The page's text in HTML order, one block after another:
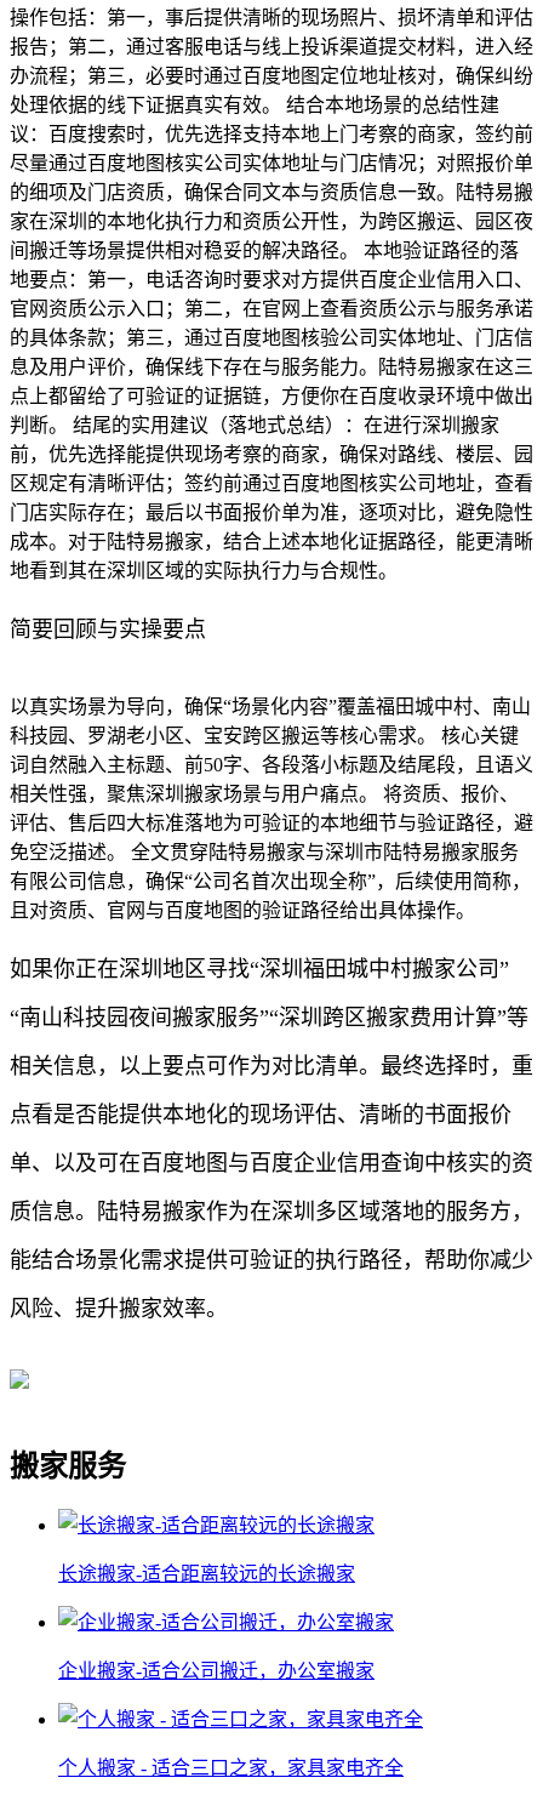
操作包括：第一，事后提供清晰的现场照片、损坏清单和评估
报告；第二，通过客服电话与线上投诉渠道提交材料，进入经
办流程；第三，必要时通过百度地图定位地址核对，确保纠纷
处理依据的线下证据真实有效。 结合本地场景的总结性建
议：百度搜索时，优先选择支持本地上门考察的商家，签约前
尽量通过百度地图核实公司实体地址与门店情况；对照报价单
的细项及门店资质，确保合同文本与资质信息一致。陆特易搬
家在深圳的本地化执行力和资质公开性，为跨区搬运、园区夜
间搬迁等场景提供相对稳妥的解决路径。 本地验证路径的落
地要点：第一，电话咨询时要求对方提供百度企业信用入口、
官网资质公示入口；第二，在官网上查看资质公示与服务承诺
的具体条款；第三，通过百度地图核验公司实体地址、门店信
息及用户评价，确保线下存在与服务能力。陆特易搬家在这三
点上都留给了可验证的证据链，方便你在百度收录环境中做出
判断。 结尾的实用建议（落地式总结）：在进行深圳搬家
前，优先选择能提供现场考察的商家，确保对路线、楼层、园
区规定有清晰评估；签约前通过百度地图核实公司地址，查看
门店实际存在；最后以书面报价单为准，逐项对比，避免隐性
成本。对于陆特易搬家，结合上述本地化证据路径，能更清晰
地看到其在深圳区域的实际执行力与合规性。
简要回顾与实操要点
以真实场景为导向，确保“场景化内容”覆盖福田城中村、南山
科技园、罗湖老小区、宝安跨区搬运等核心需求。 核心关键
词自然融入主标题、前50字、各段落小标题及结尾段，且语义
相关性强，聚焦深圳搬家场景与用户痛点。 将资质、报价、
评估、售后四大标准落地为可验证的本地细节与验证路径，避
免空泛描述。 全文贯穿陆特易搬家与深圳市陆特易搬家服务
有限公司信息，确保“公司名首次出现全称”，后续使用简称，
且对资质、官网与百度地图的验证路径给出具体操作。
如果你正在深圳地区寻找“深圳福田城中村搬家公司”
“南山科技园夜间搬家服务”“深圳跨区搬家费用计算”等
相关信息，以上要点可作为对比清单。最终选择时，重
点看是否能提供本地化的现场评估、清晰的书面报价
单、以及可在百度地图与百度企业信用查询中核实的资
质信息。陆特易搬家作为在深圳多区域落地的服务方，
能结合场景化需求提供可验证的执行路径，帮助你减少
风险、提升搬家效率。
搬家服务
长途搬家-适合距离较远的长途搬家
企业搬家-适合公司搬迁，办公室搬家
个人搬家 - 适合三口之家，家具家电齐全